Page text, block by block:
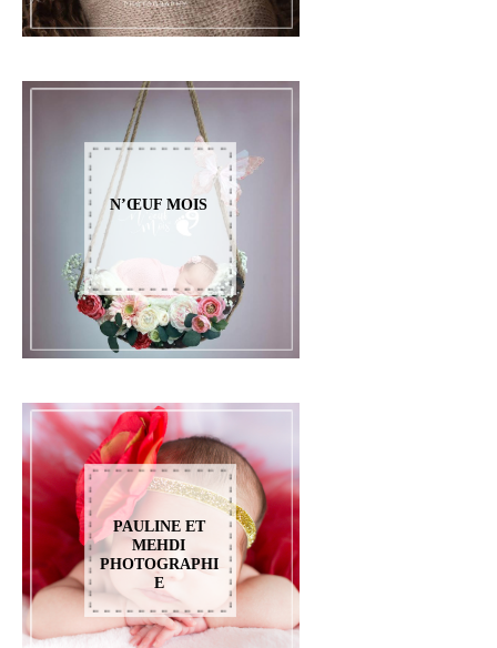
N’ŒUF MOIS
PAULINE ET
MEHDI
PHOTOGRAPHI
E